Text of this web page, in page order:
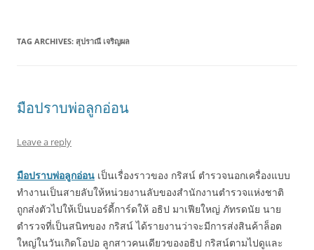
TAG ARCHIVES: สุปราณี เจริญผล
มือปราบพ่อลูกอ่อน
Leave a reply
มือปราบพ่อลูกอ่อน เป็นเรื่องราวของ กริสน์ ตำรวจนอกเครื่องแบบ
ทำงานเป็นสายลับให้หน่วยงานลับของสำนักงานตำรวจแห่งชาติ
ถูกส่งตัวไปให้เป็นบอร์ดี้การ์ดให้ อธิป มาเฟียใหญ่ ภัทรดนัย นาย
ตำรวจที่เป็นสนิทของ กริสน์ ได้รายงานว่าจะมีการส่งสินค้าล็อต
ใหญ่ในวันเกิดโอปอ ลูกสาวคนเดียวของอธิป กริสน์ตามไปดูและ